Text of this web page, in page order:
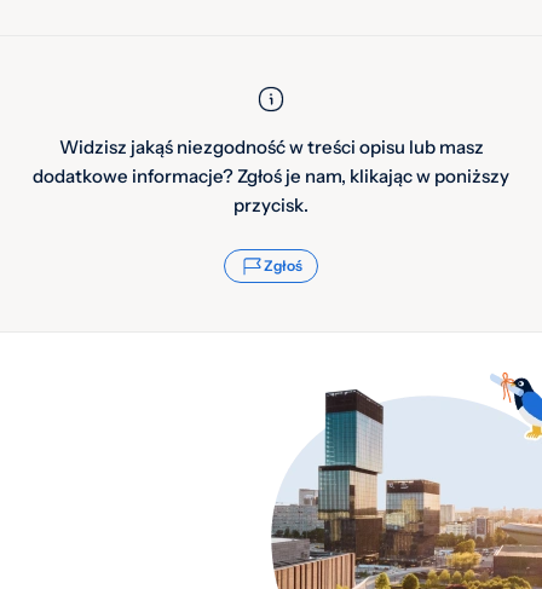
Widzisz jakąś niezgodność w treści opisu lub masz
dodatkowe informacje? Zgłoś je nam, klikając w poniższy
przycisk.
Zgłoś